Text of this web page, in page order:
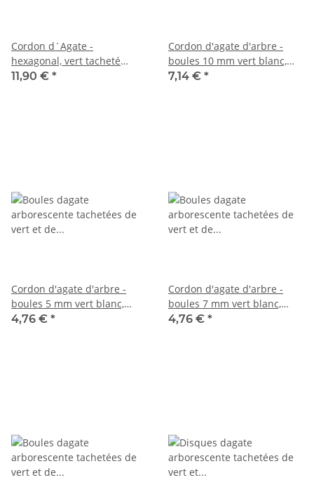
Cordon d´Agate -
hexagonal, vert tacheté
/4293
11,90 € *
Cordon d'agate d'arbre -
boules 10 mm vert blanc,
longueur 38 cm /7713
7,14 € *
Cordon d'agate d'arbre -
boules 5 mm vert blanc,
longueur 37 cm /7710
4,76 € *
Cordon d'agate d'arbre -
boules 7 mm vert blanc,
longueur 38 cm /7711
4,76 € *